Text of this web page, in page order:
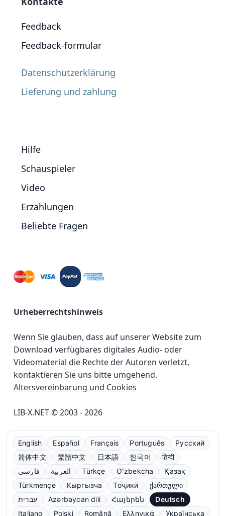
Feedback
Feedback-formular
Datenschutzerklärung
Lieferung und zahlung
Hilfe
Schauspieler
Video
Erzählungen
Beliebte Fragen
Urheberrechtshinweis
Wenn Sie glauben, dass auf unserer Website zum
Download verfügbares digitales Audio- oder
Videomaterial die Rechte der Autoren verletzt,
kontaktieren Sie uns bitte umgehend.
Altersvereinbarung und Cookies
LIB-X.NET © 2003 - 2026
English Español Français Português
Русский
简体中文
繁體中文 日本語 한국어
हिन्दी
فارسی
العربية Türkçe Oʻzbekcha
Қазақ
Türkmençe
Кыргызча Тоҷикӣ
ქართული
עברית
Azərbaycan dili Հայերեն
Deutsch
Italiano
Polski Română Ελληνικά Українська